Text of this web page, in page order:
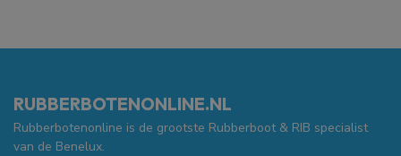
RUBBERBOTENONLINE.NL
Rubberbotenonline is de grootste Rubberboot & RIB specialist
van de Benelux.